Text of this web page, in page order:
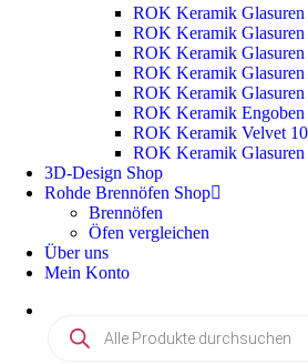
ROK Keramik Glasuren
ROK Keramik Glasuren
ROK Keramik Glasuren
ROK Keramik Glasuren
ROK Keramik
ROK Keramik Engoben
ROK Keramik Velvet
ROK Keramik Glasuren
3D-Design Shop
Rohde Brennöfen Shop
Brennöfen
Öfen vergleichen
Über uns
Mein Konto